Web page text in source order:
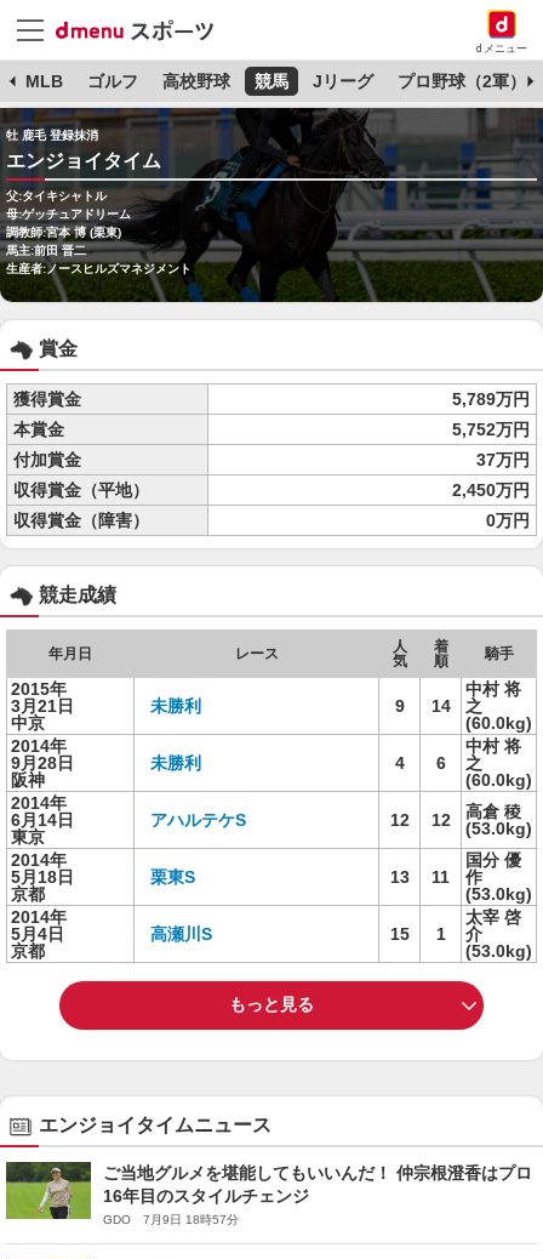
dメニュー
MLB ゴルフ 高校野球 競馬 Jリーグ プロ野球（2軍）
牡 鹿毛 登録抹消
エンジョイタイム
父:タイキシャトル
母:ゲッチュアドリーム
調教師:宮本 博 (栗東)
馬主:前田 晋二
生産者:ノースヒルズマネジメント
賞金
獲得賞金
5,789万円
本賞金
5,752万円
付加賞金
37万円
収得賞金（平地）
2,450万円
収得賞金（障害）
0万円
競走成績
年月日 レース
人
気
着
順
騎手
2015年
3月21日
中京
未勝利 9 14
中村 将
之
(60.0kg)
2014年
9月28日
阪神
未勝利 4 6
中村 将
之
(60.0kg)
2014年
6月14日
東京
アハルテケS 12 12
高倉 稜
(53.0kg)
2014年
5月18日
京都
栗東S 13 11
国分 優
作
(53.0kg)
2014年
5月4日
京都
高瀬川S 15 1
太宰 啓
介
(53.0kg)
もっと見る
エンジョイタイムニュース
ご当地グルメを堪能してもいいんだ！ 仲宗根澄香はプロ
16年目のスタイルチェンジ
GDO 7月9日 18時57分